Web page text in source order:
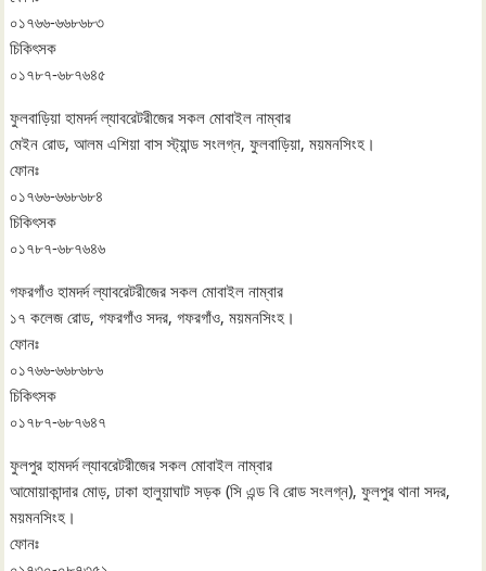
০১৭৬৬-৬৬৮৬৮৩
চিকিৎসক
০১৭৮৭-৬৮৭৬৪৫
ফুলবাড়িয়া হামদর্দ ল্যাবরেটরীজের সকল মোবাইল নাম্বার
মেইন রোড, আলম এশিয়া বাস স্ট্যান্ড সংলগ্ন, ফুলবাড়িয়া, ময়মনসিংহ।
ফোনঃ
০১৭৬৬-৬৬৮৬৮৪
চিকিৎসক
০১৭৮৭-৬৮৭৬৪৬
গফরগাঁও হামদর্দ ল্যাবরেটরীজের সকল মোবাইল নাম্বার
১৭ কলেজ রোড, গফরগাঁও সদর, গফরগাঁও, ময়মনসিংহ।
ফোনঃ
০১৭৬৬-৬৬৮৬৮৬
চিকিৎসক
০১৭৮৭-৬৮৭৬৪৭
ফুলপুর হামদর্দ ল্যাবরেটরীজের সকল মোবাইল নাম্বার
আমোয়াকান্দার মোড়, ঢাকা হালুয়াঘাট সড়ক (সি এন্ড বি রোড সংলগ্ন), ফুলপুর থানা সদর,
ময়মনসিংহ।
ফোনঃ